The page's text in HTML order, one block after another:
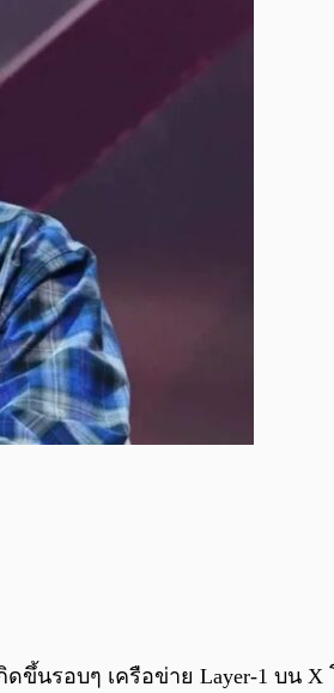
ขึ้นรอบๆ เครือข่าย Layer-1 บน